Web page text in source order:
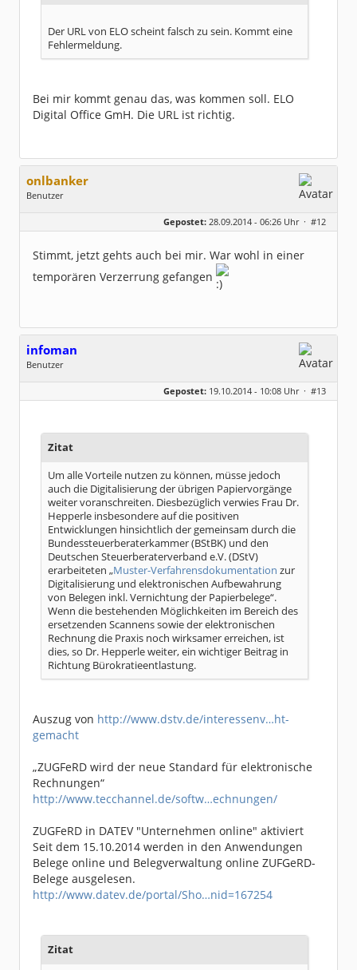
Der URL von ELO scheint falsch zu sein. Kommt eine
Fehlermeldung.
Bei mir kommt genau das, was kommen soll. ELO
Digital Office GmH. Die URL ist richtig.
onlbanker
Benutzer
Dabei seit:
05 / 2013
Gepostet: 28.09.2014 - 06:26 Uhr · #12
Stimmt, jetzt gehts auch bei mir. War wohl in einer
temporären Verzerrung gefangen
infoman
Benutzer
Geschlecht:
Dabei seit:
06 / 2008
Gepostet: 19.10.2014 - 10:08 Uhr · #13
Zitat
Um alle Vorteile nutzen zu können, müsse jedoch
auch die Digitalisierung der übrigen Papiervorgänge
weiter voranschreiten. Diesbezüglich verwies Frau Dr.
Hepperle insbesondere auf die positiven
Entwicklungen hinsichtlich der gemeinsam durch die
Bundessteuerberaterkammer (BStBK) und den
Deutschen Steuerberaterverband e.V. (DStV)
erarbeiteten „Muster-Verfahrensdokumentation zur
Digitalisierung und elektronischen Aufbewahrung
von Belegen inkl. Vernichtung der Papierbelege“.
Wenn die bestehenden Möglichkeiten im Bereich des
ersetzenden Scannens sowie der elektronischen
Rechnung die Praxis noch wirksamer erreichen, ist
dies, so Dr. Hepperle weiter, ein wichtiger Beitrag in
Richtung Bürokratieentlastung.
Auszug von http://www.dstv.de/interessenv…ht-
gemacht
„ZUGFeRD wird der neue Standard für elektronische
Rechnungen“
http://www.tecchannel.de/softw…echnungen/
ZUGFeRD in DATEV "Unternehmen online" aktiviert
Seit dem 15.10.2014 werden in den Anwendungen
Belege online und Belegverwaltung online ZUFGeRD-
Belege ausgelesen.
http://www.datev.de/portal/Sho…nid=167254
Zitat